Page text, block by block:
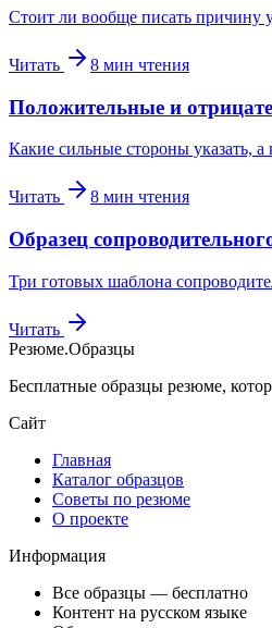
Стоит ли вообще писать причину
Читать 8 мин чтения
Положительные и
Какие сильные стороны указать,
Читать 8 мин чтения
Образец
Три готовых шаблона
Читать
Резюме.Образцы
Бесплатные образцы резюме,
Сайт
Главная
Каталог образцов
Советы по резюме
О проекте
Информация
Все образцы — бесплатно
Контент на русском языке